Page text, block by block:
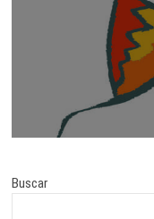
Buscar